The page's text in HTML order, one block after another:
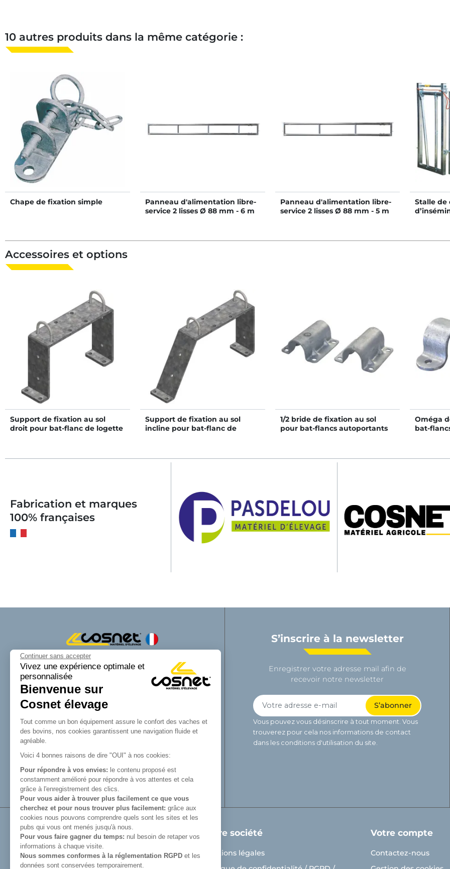
Continuer sans accepter
Vivez une expérience optimale et
personnalisée
Bienvenue sur
Cosnet élevage
Tout comme un bon équipement assure le confort des vaches et
des bovins, nos cookies garantissent une navigation fluide et
agréable.
Voici 4 bonnes raisons de dire "OUI" à nos cookies:
Pour répondre à vos envies: le contenu proposé est
constamment amélioré pour répondre à vos attentes et cela
grâce à l'enregistrement des clics.
Pour vous aider à trouver plus facilement ce que vous
cherchez et pour nous trouver plus facilement: grâce aux
cookies nous pouvons comprendre quels sont les sites et les
pubs qui vous ont menés jusqu'à nous.
Pour vous faire gagner du temps: nul besoin de retaper vos
informations à chaque visite.
Nous sommes conformes à la réglementation RGPD et les
données sont conservées temporairement.
10 autres produits dans la même catégorie :
Chape de fixation simple
Panneau d'alimentation libre-
service 2 lisses Ø 88 mm - 6 m
Panneau d'alimentation libre-
service 2 lisses Ø 88 mm - 5 m
Stalle de
Accessoires et options
Support de fixation au sol
droit pour bat-flanc de logette
Support de fixation au sol
incline pour bat-flanc de
1/2 bride de fixation au sol
pour bat-flancs autoportants
Oméga
bat-
Fabrication et marques
100% françaises
Cosnet matériel d’élevage est une marque
de la SAS Cosnet. Spécialisée dans la
conception et la fabrication d’équipements
tubulaires pour les bâtiments d’élevage.
Reconnue pour son savoir-faire dans la
fabrication de râteliers de prairie de
barrières, de cornadis et de logettes.
Avec Cosnet, vous faîtes le choix d’un
innovant et de qualité. Vous trouverez tout
le nécessaire pour équiper votre bâtiment
d’élevage.
S’inscrire à la newsletter
Enregistrer votre adresse mail afin de
recevoir notre newsletter
Vous pouvez vous désinscrire à tout moment. Vous
trouverez pour cela nos informations de contact
dans les conditions d'utilisation du site.
Produits
Matériel de prairie
Notre société
Mentions légales
Votre compte
Contactez-nous